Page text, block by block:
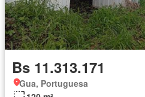
Bs 11.313.171
Gua, Portuguesa